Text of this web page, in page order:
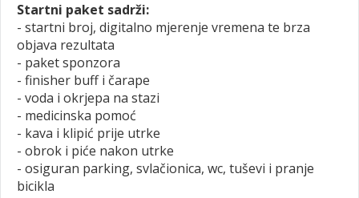
Startni paket sadrži:
- startni broj, digitalno mjerenje vremena te brza
objava rezultata
- paket sponzora
- finisher buff i čarape
- voda i okrjepa na stazi
- medicinska pomoć
- kava i klipić prije utrke
- obrok i piće nakon utrke
- osiguran parking, svlačionica, wc, tuševi i pranje
bicikla